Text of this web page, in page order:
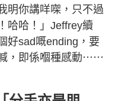
明你講咩㗎，只不過
哈哈！」Jeffrey續
好sad嘅ending，要
，即係嗰種感動⋯⋯